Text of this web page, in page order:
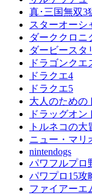
真･三国無双3
スターオーシ
ダーククロニ
ダービースタ
ドラゴンクエ
ドラクエ4
ドラクエ5
大人のための
ドラッグオン
トルネコの大
ニュー・マリ
nintendogs
パワフルプロ
パワプロ15攻
ファイアーエ